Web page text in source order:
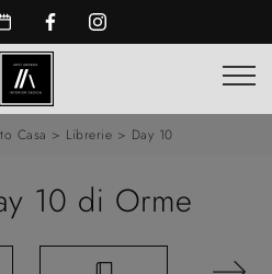
Casa > Librerie > Day 10
10 di Orme